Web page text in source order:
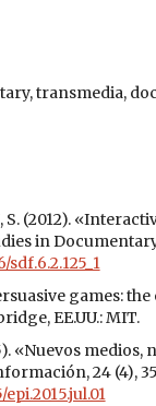
transmedia,
S. (2012).
in Documentary
games:
EE.UU.: MIT.
«Nuevos medios,
24 (4),